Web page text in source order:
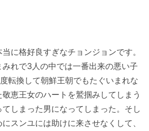
に格好良すぎなチョンジョンです。
みれで3人の中では一番出来の悪い子
転換して朝鮮王朝でもたぐいまれな
恵王女のハートを鷲掴みしてしまう
しまった男になってしまった。そし
スンユには助けに来させなくして、